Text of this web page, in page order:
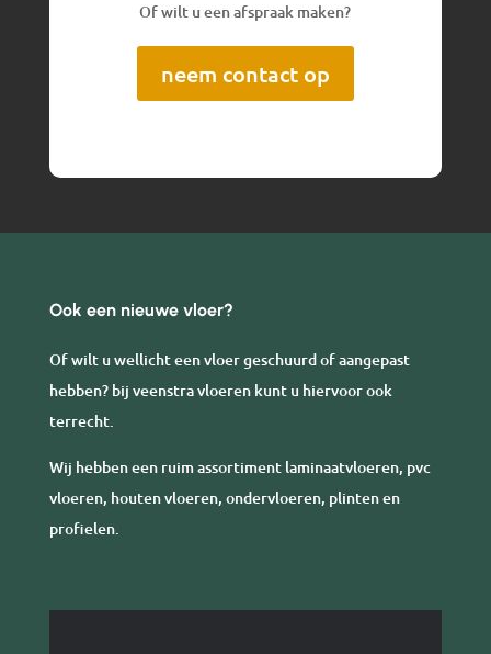
Of wilt u een afspraak maken?
neem contact op
Ook een nieuwe vloer?
Of wilt u wellicht een vloer geschuurd of aangepast
hebben? bij veenstra vloeren kunt u hiervoor ook
terrecht.
Wij hebben een ruim assortiment laminaatvloeren, pvc
vloeren, houten vloeren, ondervloeren, plinten en
profielen.